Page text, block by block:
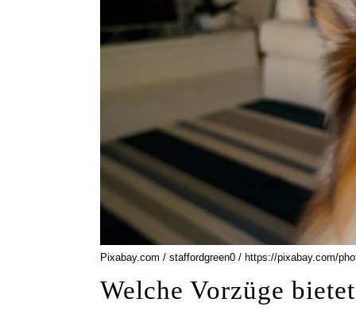
Pixabay.com / staffordgreen0 / https://pixabay.com/
Welche Vorzüge